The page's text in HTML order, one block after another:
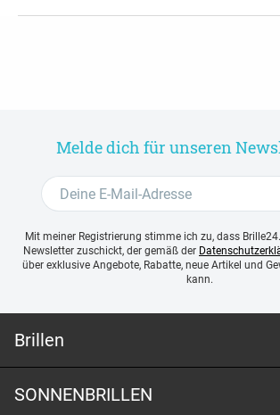
Melde dich für unseren
Mit meiner Registrierung stimme ich zu, dass
Newsletter zuschickt, der gemäß der
über exklusive Angebote, Rabatte, neue Artikel und
kann.
Brillen
SONNENBRILLEN